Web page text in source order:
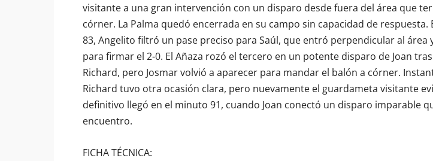
visitante a una gran intervención con un disparo desde fuera del área que
córner. La Palma quedó encerrada en su campo sin capacidad de respuesta.
83, Angelito filtró un pase preciso para Saúl, que entró perpendicular al área
para firmar el 2-0. El Añaza rozó el tercero en un potente disparo de Joan
Richard, pero Josmar volvió a aparecer para mandar el balón a córner.
Richard tuvo otra ocasión clara, pero nuevamente el guardameta visitante
definitivo llegó en el minuto 91, cuando Joan conectó un disparo imparable
encuentro.
FICHA TÉCNICA: